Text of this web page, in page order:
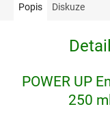
Popis Diskuze
POWER UP
250